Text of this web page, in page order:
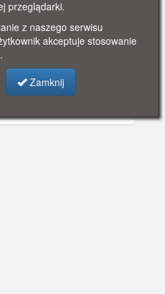
przeglądarki.
z naszego serwisu
akceptuje stosowanie
Zamknij